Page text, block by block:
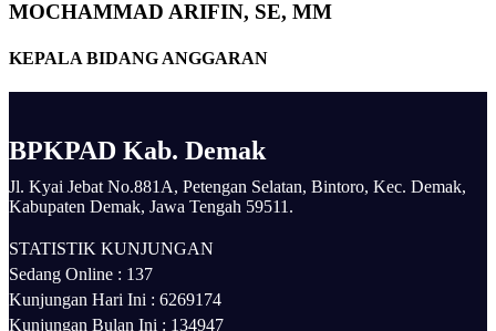
MOCHAMMAD ARIFIN, SE, MM
KEPALA BIDANG ANGGARAN
BPKPAD Kab. Demak
Jl. Kyai Jebat No.881A, Petengan Selatan, Bintoro, Kec. Demak,
Kabupaten Demak, Jawa Tengah 59511.
STATISTIK KUNJUNGAN
Sedang Online : 137
Kunjungan Hari Ini : 6269174
Kunjungan Bulan Ini : 134947